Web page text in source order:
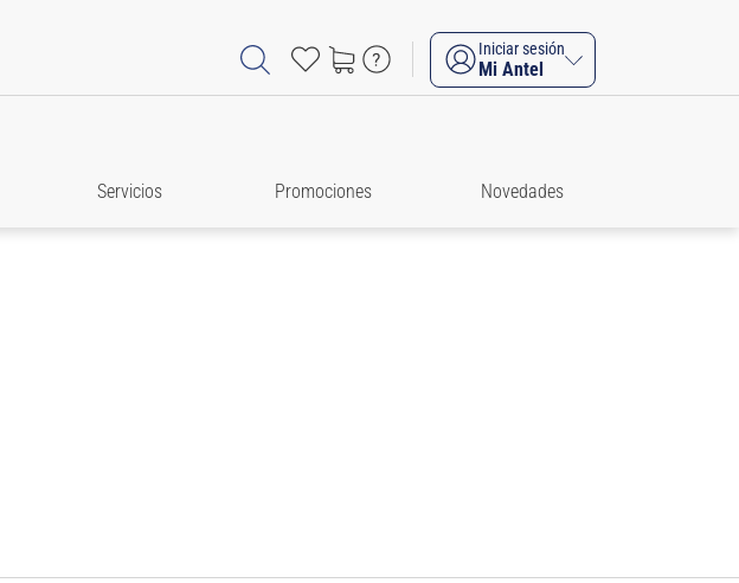
Iniciar sesión
Mi Antel
Servicios Promociones Novedades